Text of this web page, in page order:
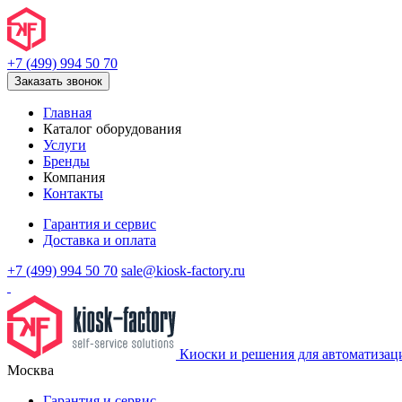
+7 (499) 994 50 70
Заказать звонок
Главная
Каталог оборудования
Услуги
Бренды
Компания
Контакты
Гарантия и сервис
Доставка и оплата
+7 (499) 994 50 70 sale@kiosk-factory.ru
Киоски и решения для
Москва